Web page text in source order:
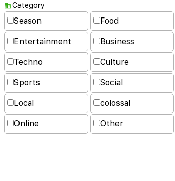
Category
Season Food
Entertainment Business
Techno Culture
Sports Social
Local colossal
Online Other